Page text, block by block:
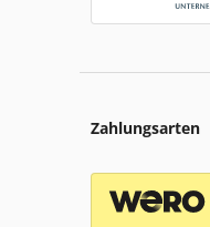
Zahlungsarten